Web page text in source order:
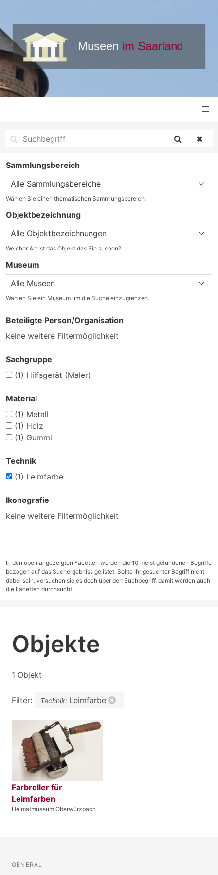
Sammlungsbereich
Wählen Sie einen thematischen Sammlungsbereich.
Objektbezeichnung
Welcher Art ist das Objekt das Sie suchen?
Museum
Wählen Sie ein Museum um die Suche einzugrenzen.
Beteiligte Person/Organisation
keine weitere Filtermöglichkeit
Sachgruppe
(1) Hilfsgerät (Maler)
Material
(1) Metall
(1) Holz
(1) Gummi
Technik
(1) Leimfarbe
Ikonografie
keine weitere Filtermöglichkeit
In den oben angezeigten Facetten werden die 10 meist gefundenen Begriffe
bezogen auf das Suchergebniss gelistet. Sollte Ihr gesuchter Begriff nicht
dabei sein, versuchen sie es doch über den Suchbegriff, damit werden auch
die Facetten durchsucht.
Objekte
1 Objekt
Filter: Technik: Leimfarbe
Farbroller für
Leimfarben
Heimatmuseum Oberwürzbach
GENERAL